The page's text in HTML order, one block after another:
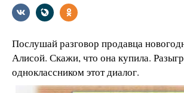
Послушай разговор продавца
Алисой. Скажи, что она купила.
одноклассником этот диалог.